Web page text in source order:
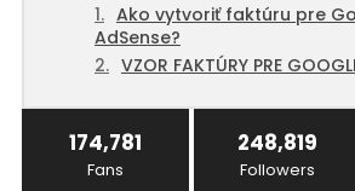
Ako vytvoriť faktúru pre
AdSense?
VZOR FAKTÚRY PRE
174,781
Fans
248,819
Followers